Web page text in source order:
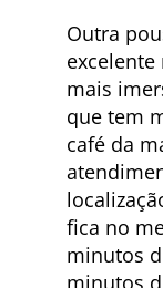
Outra
mais
que tem
café da
fica no
minutos
minutos